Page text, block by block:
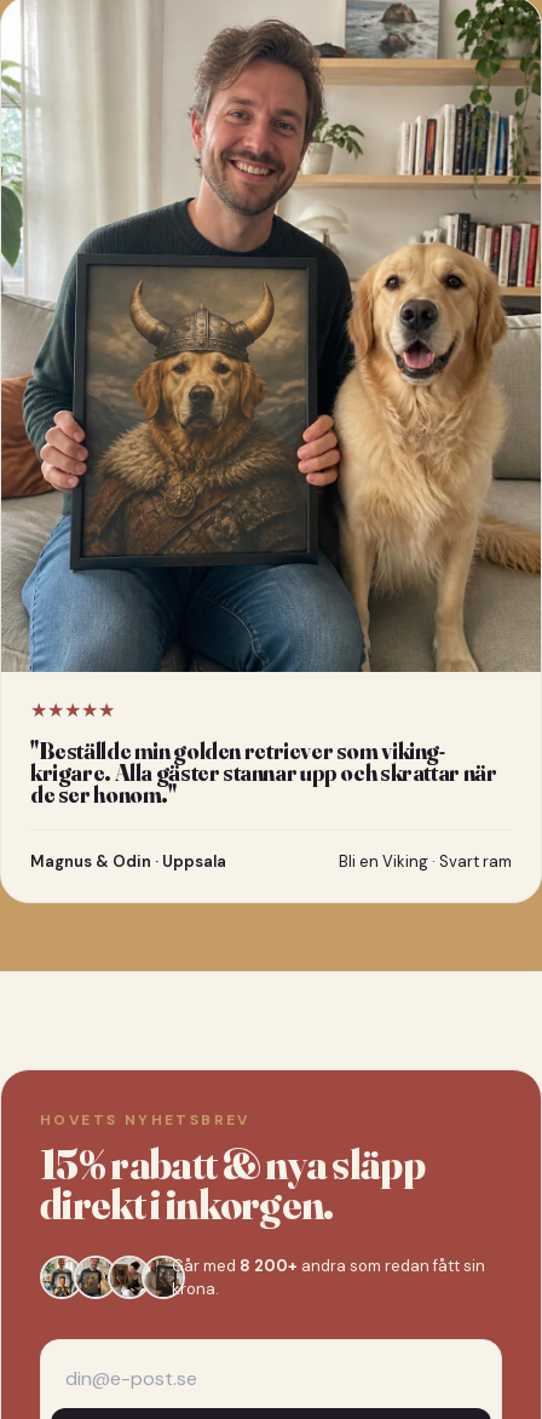
★★★★★
"Beställde min golden retriever som viking-
krigare. Alla gäster stannar upp och skrattar när
de ser honom."
Magnus & Odin · Uppsala Bli en Viking · Svart ram
HOVETS NYHETSBREV
15% rabatt & nya släpp
direkt i inkorgen.
Går med 8 200+ andra som redan fått sin
krona.